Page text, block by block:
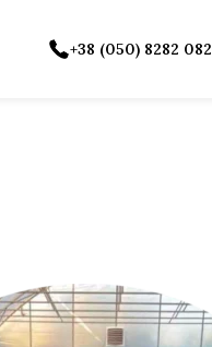
+38 (050) 8282 082